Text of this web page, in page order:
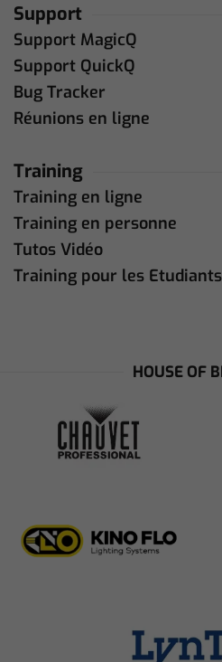
Support
Support MagicQ
Support QuickQ
Bug Tracker
Réunions en ligne
Training
Training en ligne
Training en personne
Tutos Vidéo
Training pour les Etudiants
HOUSE OF